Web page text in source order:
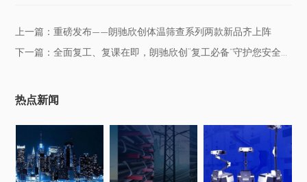
上一篇：重磅发布——朗驰欣创体温筛查系列两款新品齐上阵
热点新闻